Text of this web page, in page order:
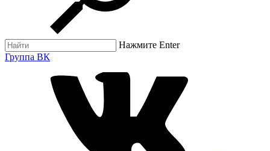
Нажмите Enter
Группа ВК